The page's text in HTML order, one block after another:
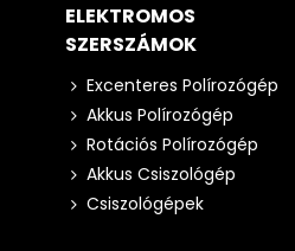
ELEKTROMOS
SZERSZÁMOK
Excenteres Polírozógép
Akkus Polírozógép
Rotációs Polírozógép
Akkus Csiszológép
Csiszológépek